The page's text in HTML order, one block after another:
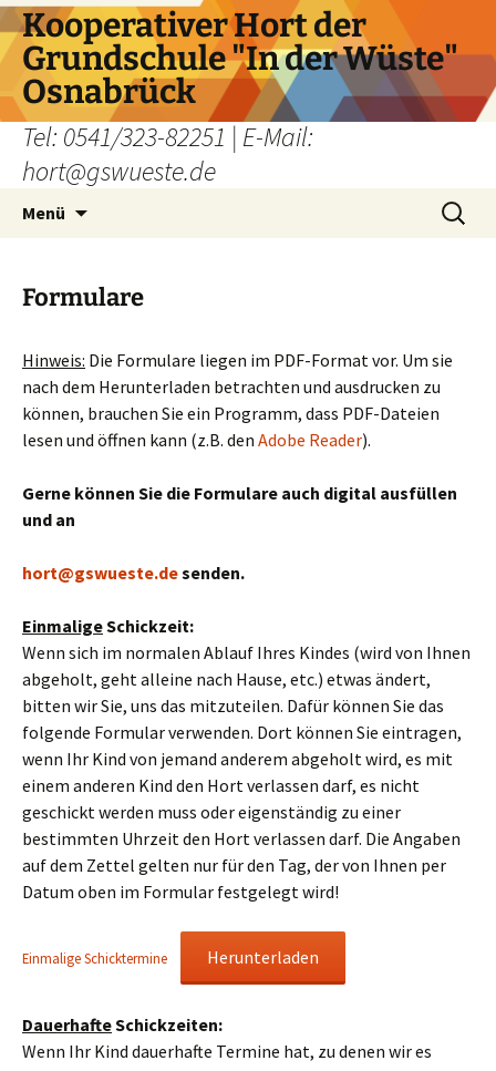
Zum
Inhalt
springen
Kooperativer Hort der
Grundschule "In der Wüste"
Osnabrück
Tel: 0541/323-82251 | E-Mail:
hort@gswueste.de
Menü
Suchen
nach:
Formulare
Hinweis: Die Formulare liegen im PDF-Format vor. Um sie
nach dem Herunterladen betrachten und ausdrucken zu
können, brauchen Sie ein Programm, dass PDF-Dateien
lesen und öffnen kann (z.B. den Adobe Reader).
Gerne können Sie die Formulare auch digital ausfüllen
und an
hort@gswueste.desenden.
EinmaligeSchickzeit:
Wenn sich im normalen Ablauf Ihres Kindes (wird von Ihnen
abgeholt, geht alleine nach Hause, etc.) etwas ändert,
bitten wir Sie, uns das mitzuteilen. Dafür können Sie das
folgende Formular verwenden. Dort können Sie eintragen,
wenn Ihr Kind von jemand anderem abgeholt wird, es mit
einem anderen Kind den Hort verlassen darf, es nicht
geschickt werden muss oder eigenständig zu einer
bestimmten Uhrzeit den Hort verlassen darf. Die Angaben
auf dem Zettel gelten nur für den Tag, der von Ihnen per
Datum oben im Formular festgelegt wird!
Einmalige Schicktermine Herunterladen
DauerhafteSchickzeiten:
Wenn Ihr Kind dauerhafte Termine hat, zu denen wir es